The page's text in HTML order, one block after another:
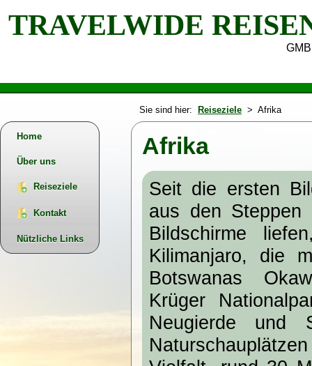
TRAVELWIDE
Home
Über uns
Reiseziele
Kontakt
Nützliche Links
Sie sind hier: Reiseziele > Afrika
Afrika
Seit die ersten
aus den
Bildschirme
Kilimanjaro, die
Botswanas
Krüger
Neugierde und